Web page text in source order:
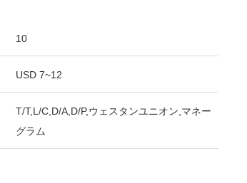
10
USD 7~12
T/T,L/C,D/A,D/P,ウェスタンユニオン,マネー
グラム